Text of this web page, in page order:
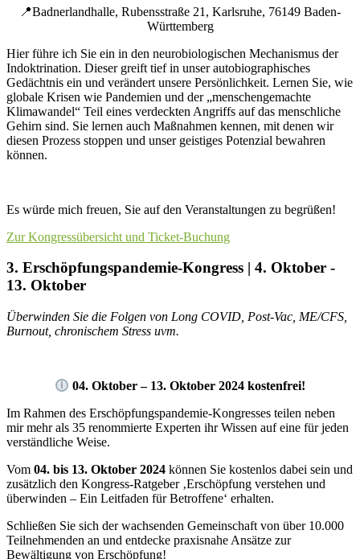
📍Badnerlandhalle, Rubensstraße 21, Karlsruhe, 76149 Baden-
Württemberg
Hier führe ich Sie ein in den neurobiologischen Mechanismus der
Indoktrination. Dieser greift tief in unser autobiographisches
Gedächtnis ein und verändert unsere Persönlichkeit. Lernen Sie, wie
globale Krisen wie Pandemien und der „menschengemachte
Klimawandel“ Teil eines verdeckten Angriffs auf das menschliche
Gehirn sind. Sie lernen auch Maßnahmen kennen, mit denen wir
diesen Prozess stoppen und unser geistiges Potenzial bewahren
können.
Es würde mich freuen, Sie auf den Veranstaltungen zu begrüßen!
Zur Kongressübersicht und Ticket-Buchung
3. Erschöpfungspandemie-Kongress | 4. Oktober -
13. Oktober
Überwinden Sie die Folgen von Long COVID, Post-Vac, ME/CFS,
Burnout, chronischem Stress uvm.
04. Oktober – 13. Oktober 2024 kostenfrei!
Im Rahmen des Erschöpfungspandemie-Kongresses teilen neben
mir mehr als 35 renommierte Experten ihr Wissen auf eine für jeden
verständliche Weise.
Vom 04. bis 13. Oktober 2024 können Sie kostenlos dabei sein und
zusätzlich den Kongress-Ratgeber ‚Erschöpfung verstehen und
überwinden – Ein Leitfaden für Betroffene‘ erhalten.
Schließen Sie sich der wachsenden Gemeinschaft von über 10.000
Teilnehmenden an und entdecke praxisnahe Ansätze zur
Bewältigung von Erschöpfung!